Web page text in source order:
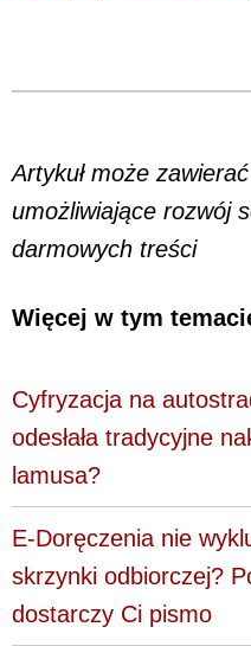
Artykuł może
umożliwiające rozwój
darmowych treści
Więcej w tym
Cyfryzacja na
odesłała tradycyjne
lamusa?
E-Doręczenia nie
skrzynki odbiorczej?
dostarczy Ci pismo